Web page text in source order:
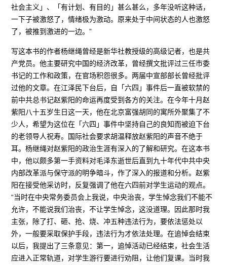
社会主义」、「有计划、有目的」甚么甚么，多年没听这种话，
一下子被激怒了，情绪极为激动。原来处于中间状态的人也激怒
了，被推到激进的一边。”
写这本书的作者杨继绳曾经是新华社教授级的高级记者，也是共
产党员。他主要研究中国的经济改革，曾经撰文批评过三任市委
书记的工作和政策，在官场积怨很多。两届中宣部部长曾经批评
过他的文章。在江泽民下台后，自「六四」事件后一直被软禁的
前中共总书记赵紫阳的命运再度受到各方的关注。在今年十月赵
紫阳八十五岁生日这一天，他在北京富强胡同的寓所外聚集了不
少人，希望为这位在「六四」事件中坚持自己的良知而被迫下台
的老领导人祝寿。国际社会要求胡温释放赵紫阳的声音不绝于
耳。杨继绳对赵紫阳的政治生涯有深入的了解和研究。在这本书
中，他以颇多第一手资料对毛泽东逝世后直到九十年代中共中央
内部改革派与保守派的明争暗斗，作了深入的报道和分析。赵紫
阳在接受他采访时，反复强调了他在六四前对学生运动的观点。
“当时在中央常务委员会上我说，中央治丧，学生悼念我们不能不
允许，不能说我们治丧，不让学生悼念，这没道理。因此那时我
主张，除了打、砸、抢、烧、冲五种违法行为，要依法惩处以
外，一般要采取保护手段，违法行为才依法处理。在追悼会结束
以后，我提出了三条意见：第一，追悼活动已经结束，社会生活
应进入正常轨道，对学生游行要进行劝阻，让他们复课。当时我